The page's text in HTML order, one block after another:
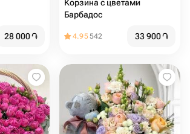
28 000֏
Корзина с цветами
Барбадос
4.95542 33 900֏